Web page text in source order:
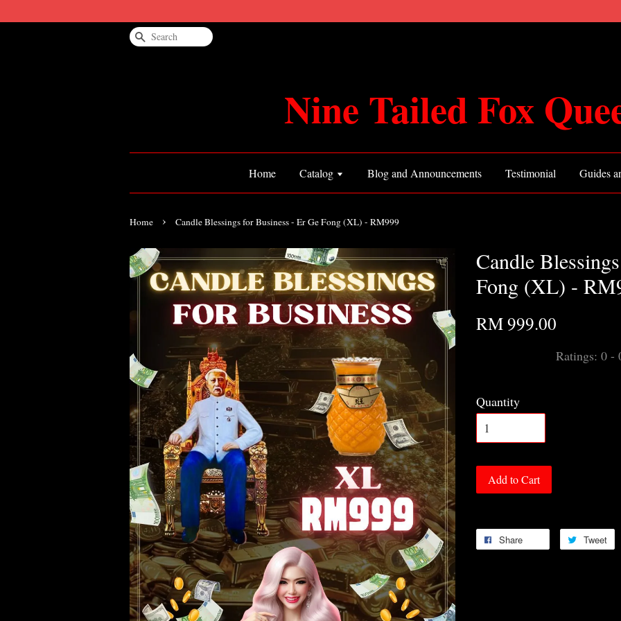
Search
Nine Tailed Fox
Home Catalog Blog and Announcements Testimonial Guides
Home › Candle Blessings for Business - Er Ge Fong (XL) - RM999
Candle
Fong (XL) -
RM 999.00
Ratings: 0 -
Quantity
Add to Cart
Share Tweet